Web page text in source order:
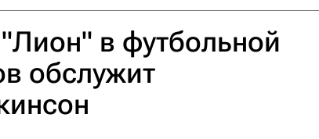
в футбольной
обслужит